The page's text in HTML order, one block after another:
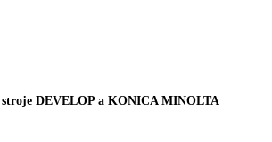
DEVELOP a KONICA MINOLTA